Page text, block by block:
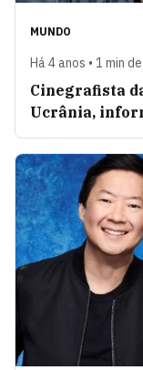
MUNDO
Há 4 anos • 1 min
Cinegrafista
Ucrânia,